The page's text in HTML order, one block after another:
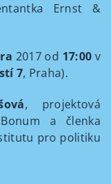
Ernst &
2017 od 17:00 v
7, Praha).
, projektová
a členka
pro politiku